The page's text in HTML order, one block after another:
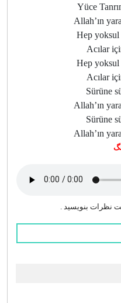
Yüce
Allah’ın
Hep
Acılar
Hep
Acılar
Sürüne
Allah’ın
Sürüne
Allah’ın
نظرات بنویسید .